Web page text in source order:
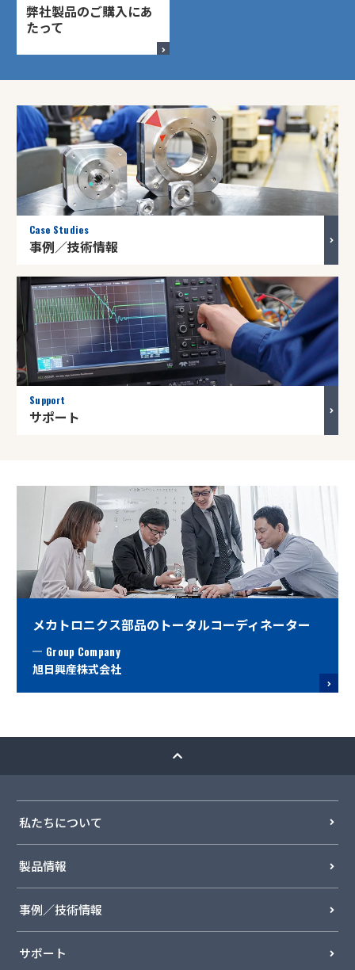
弊社製品のご購入にあ
たって
Case Studies
事例／技術情報
Support
サポート
メカトロニクス部品の トータルコーディネーター
Group Company
旭日興産株式会社
私たちについて
製品情報
事例／技術情報
サポート